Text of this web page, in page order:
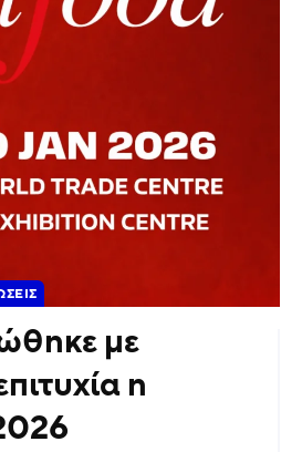
με
η